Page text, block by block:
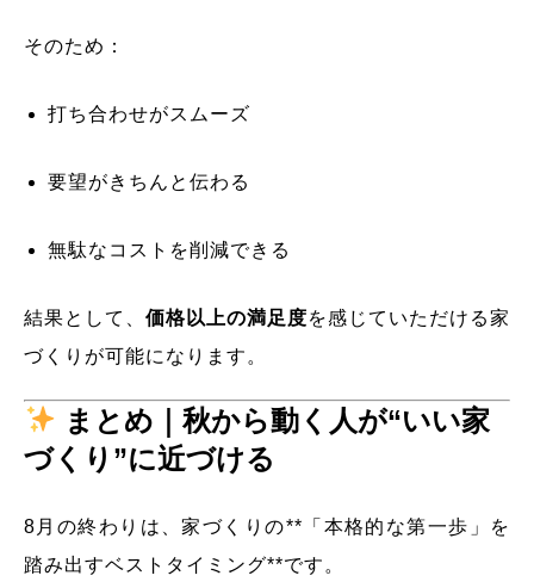
そのため：
打ち合わせがスムーズ
要望がきちんと伝わる
無駄なコストを削減できる
結果として、 価格以上の満足度を感じていただける家
づくりが可能になります。
まとめ｜秋から動く人が“いい家
づくり”に近づける
8月の終わりは、家づくりの**「本格的な第一歩」を
踏み出すベストタイミング**です。